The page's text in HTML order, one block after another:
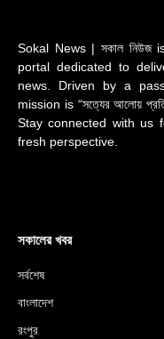
Sokal News | সকাল
portal dedicated to
news. Driven by a
mission is “সত্যের আলোয়
Stay connected with us
fresh perspective.
সকালের খবর
সর্বশেষ
বাংলাদেশ
রংপুর